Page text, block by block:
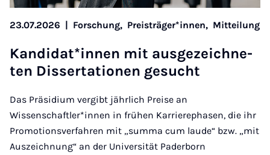
23.07.2026 | Forschung, Preisträger*innen, Mitteilung
Kan­di­dat*in­nen mit aus­ge­zeich­ne­
ten Dis­ser­ta­ti­o­nen ge­sucht
Das Präsidium vergibt jährlich Preise an
Wissenschaftler*innen in frühen Karrierephasen, die ihr
Promotionsverfahren mit „summa cum laude“ bzw. „mit
Auszeichnung“ an der Universität Paderborn